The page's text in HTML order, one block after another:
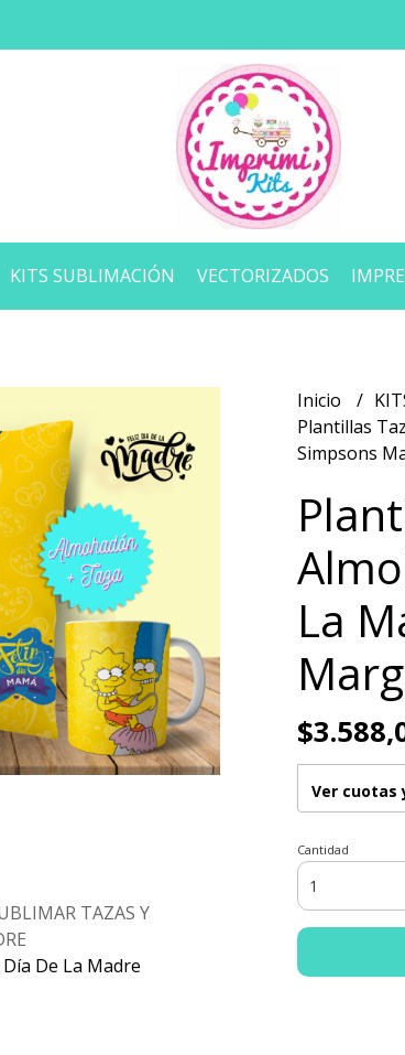
KITS SUBLIMACIÓN VECTORIZADOS
TAZAS Y
De La Madre
Inicio
Plantillas
Simpsons
La
Ver cuotas
Cantidad